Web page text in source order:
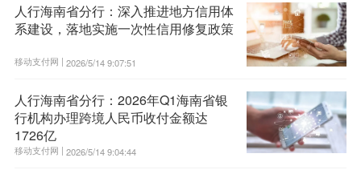
人行海南省分行：深入推进地方信用体
系建设，落地实施一次性信用修复政策
移动支付网 | 2026/5/14 9:07:51
人行海南省分行：2026年Q1海南省银
行机构办理跨境人民币收付金额达
1726亿
移动支付网 | 2026/5/14 9:04:44